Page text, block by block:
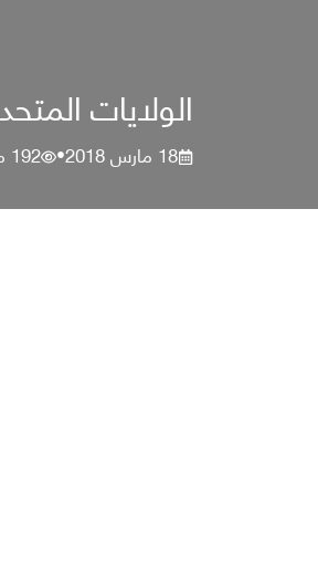
الولايات
18 مارس 2018 •
192